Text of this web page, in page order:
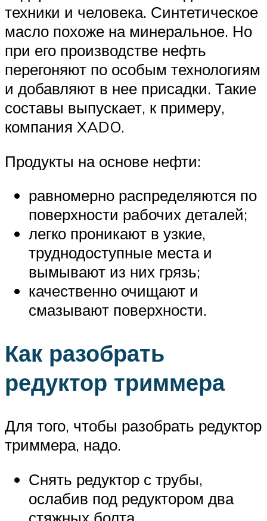
техники и человека. Синтетическое
масло похоже на минеральное. Но
при его производстве нефть
перегоняют по особым технологиям
и добавляют в нее присадки. Такие
составы выпускает, к примеру,
компания XADO.
Продукты на основе нефти:
равномерно распределяются по
поверхности рабочих деталей;
легко проникают в узкие,
труднодоступные места и
вымывают из них грязь;
качественно очищают и
смазывают поверхности.
Как разобрать
редуктор триммера
Для того, чтобы разобрать редуктор
триммера, надо.
Снять редуктор с трубы,
ослабив под редуктором два
стяжных болта.